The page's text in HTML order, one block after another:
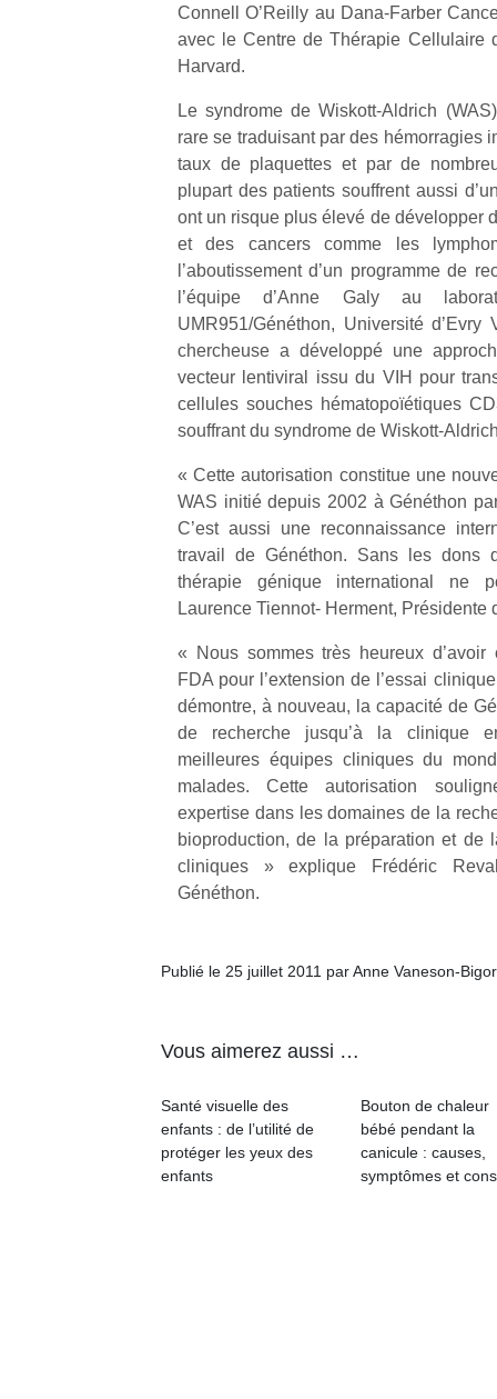
Connell O’Reilly au Dana-Farber
avec le Centre de Thérapie Cellulaire
Harvard.
Le syndrome de Wiskott-Aldrich
rare se traduisant par des hémorragies
taux de plaquettes et par de
plupart des patients souffrent aussi
ont un risque plus élevé de développer
et des cancers comme les
l’aboutissement d’un programme de
l’équipe d’Anne Galy au
UMR951/Généthon, Université d’Evry
chercheuse a développé une
vecteur lentiviral issu du VIH pour
cellules souches hématopoïétiques
souffrant du syndrome de Wiskott-
« Cette autorisation constitue une
WAS initié depuis 2002 à Généthon
C’est aussi une reconnaissance
travail de Généthon. Sans les dons
thérapie génique international ne
Laurence Tiennot- Herment, Présidente
« Nous sommes très heureux d’avoir
FDA pour l’extension de l’essai
démontre, à nouveau, la capacité de
de recherche jusqu’à la clinique
meilleures équipes cliniques du
malades. Cette autorisation
expertise dans les domaines de la
bioproduction, de la préparation et de
cliniques » explique Frédéric
Généthon.
Publié le 25 juillet 2011 par Anne Vaneson-
Vous aimerez aussi …
Santé visuelle des
enfants : de l’utilité de
protéger les yeux des
enfants
Bouton de chaleur
bébé pendant la
canicule : causes,
symptômes et
…
une
nouvelle
trottinette
mécanique
Beeper
Les
débordent
souvent
d’énergie.
Varier les
occupations
n’est pas
simple.
Conjuguer
divertissement,
apprentissage…
trampolines
pour les
grands et
les petits !
Durant les
vacances
retour des
beaux
jours, c’est
l’occasion
rêvée
pour les
enfants
de…
de